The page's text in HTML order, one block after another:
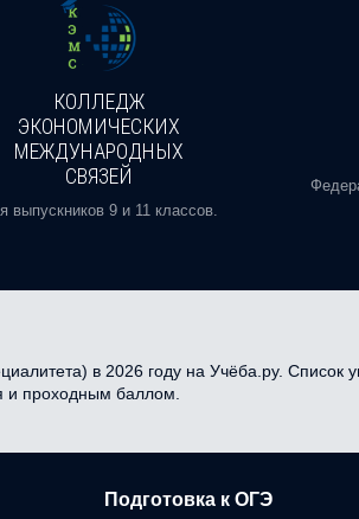
КОЛЛЕДЖ
ЭКОНОМИЧЕСКИХ
МЕЖДУНАРОДНЫХ
СВЯЗЕЙ
выпускников 9 и 11 классов.
в 2026 году на Учёба.ру. Список
и проходным баллом.
Подготовка к ОГЭ